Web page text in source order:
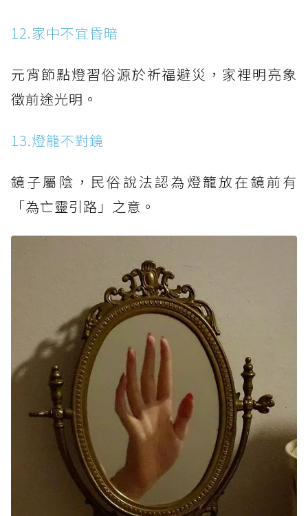
12.家中不宜昏暗
元宵節點燈習俗源於祈福避災，家裡明亮象
徵前途光明。
13.燈籠不對鏡
鏡子屬陰，民俗說法認為燈籠放在鏡前有
「為亡靈引路」之意。